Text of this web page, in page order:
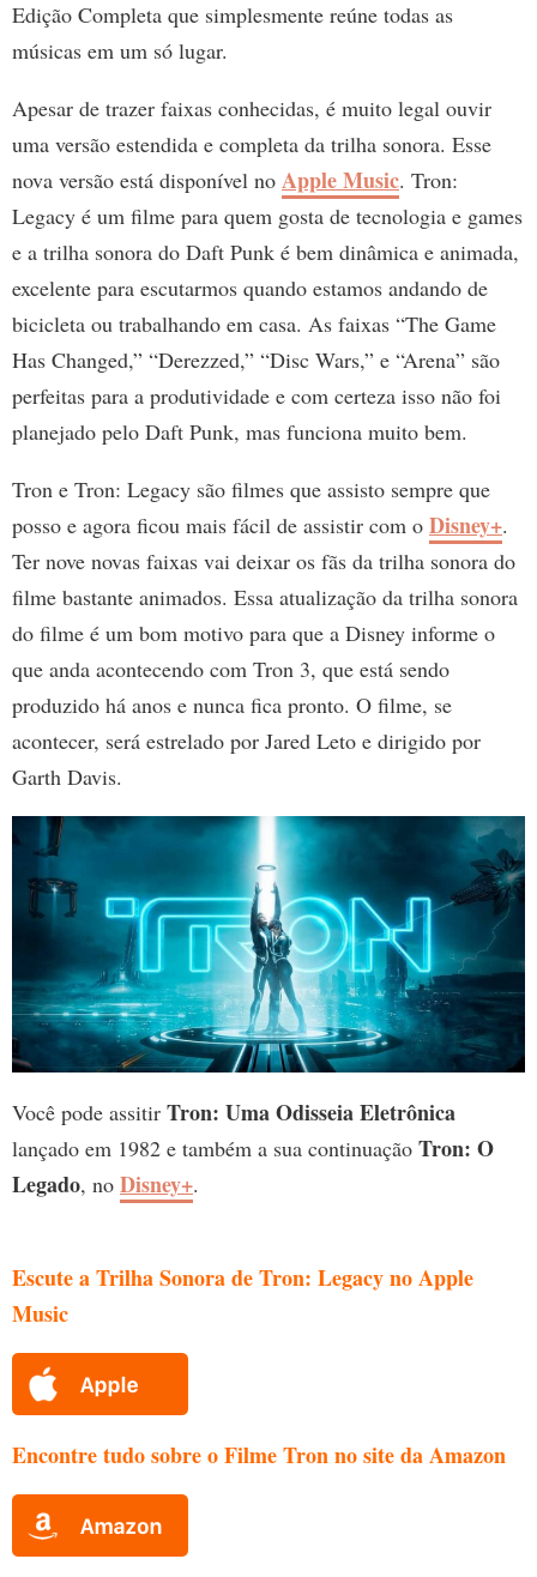
Edição Completa que simplesmente reúne todas as
músicas em um só lugar.
Apesar de trazer faixas conhecidas, é muito legal ouvir
uma versão estendida e completa da trilha sonora. Esse
nova versão está disponível no Apple Music. Tron:
Legacy é um filme para quem gosta de tecnologia e games
e a trilha sonora do Daft Punk é bem dinâmica e animada,
excelente para escutarmos quando estamos andando de
bicicleta ou trabalhando em casa. As faixas “The Game
Has Changed,” “Derezzed,” “Disc Wars,” e “Arena” são
perfeitas para a produtividade e com certeza isso não foi
planejado pelo Daft Punk, mas funciona muito bem.
Tron e Tron: Legacy são filmes que assisto sempre que
posso e agora ficou mais fácil de assistir com o Disney+.
Ter nove novas faixas vai deixar os fãs da trilha sonora do
filme bastante animados. Essa atualização da trilha sonora
do filme é um bom motivo para que a Disney informe o
que anda acontecendo com Tron 3, que está sendo
produzido há anos e nunca fica pronto. O filme, se
acontecer, será estrelado por Jared Leto e dirigido por
Garth Davis.
Você pode assitir Tron: Uma Odisseia Eletrônica
lançado em 1982 e também a sua continuação Tron: O
Legado, no Disney+.
Escute a Trilha Sonora de Tron: Legacy no Apple
Music
Encontre tudo sobre o Filme Tron no site da Amazon